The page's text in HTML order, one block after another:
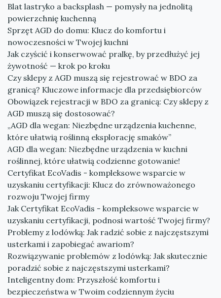
Blat lastryko a backsplash — pomysły na jednolitą
powierzchnię kuchenną
Sprzęt AGD do domu: Klucz do komfortu i
nowoczesności w Twojej kuchni
Jak czyścić i konserwować pralkę, by przedłużyć jej
żywotność — krok po kroku
Czy sklepy z AGD muszą się rejestrować w BDO za
granicą? Kluczowe informacje dla przedsiębiorców
Obowiązek rejestracji w BDO za granicą: Czy sklepy z
AGD muszą się dostosować?
„AGD dla wegan: Niezbędne urządzenia kuchenne,
które ułatwią roślinną eksplorację smaków”
AGD dla wegan: Niezbędne urządzenia w kuchni
roślinnej, które ułatwią codzienne gotowanie!
Certyfikat EcoVadis - kompleksowe wsparcie w
uzyskaniu certyfikacji: Klucz do zrównoważonego
rozwoju Twojej firmy
Jak Certyfikat EcoVadis - kompleksowe wsparcie w
uzyskaniu certyfikacji, podnosi wartość Twojej firmy?
Problemy z lodówką: Jak radzić sobie z najczęstszymi
usterkami i zapobiegać awariom?
Rozwiązywanie problemów z lodówką: Jak skutecznie
poradzić sobie z najczęstszymi usterkami?
Inteligentny dom: Przyszłość komfortu i
bezpieczeństwa w Twoim codziennym życiu